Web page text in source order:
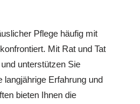
Pflege häufig mit
Mit Rat und Tat
unterstützen Sie
Erfahrung und
bieten Ihnen die